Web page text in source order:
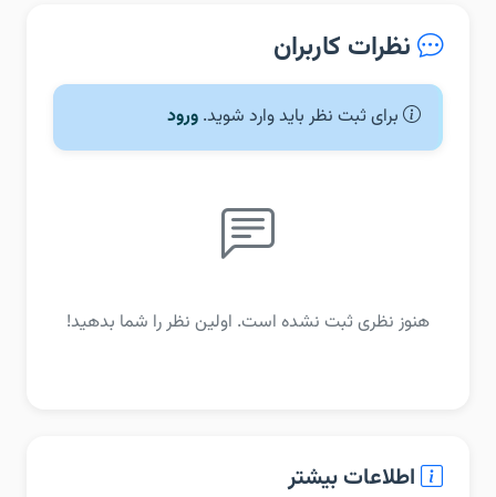
نظرات کاربران
برای ثبت نظر باید وارد شوید. ورود
هنوز نظری ثبت نشده است. اولین نظر را شما بدهید!
اطلاعات بیشتر